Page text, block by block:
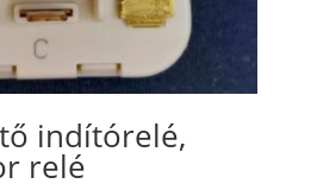
indítórelé,
relé